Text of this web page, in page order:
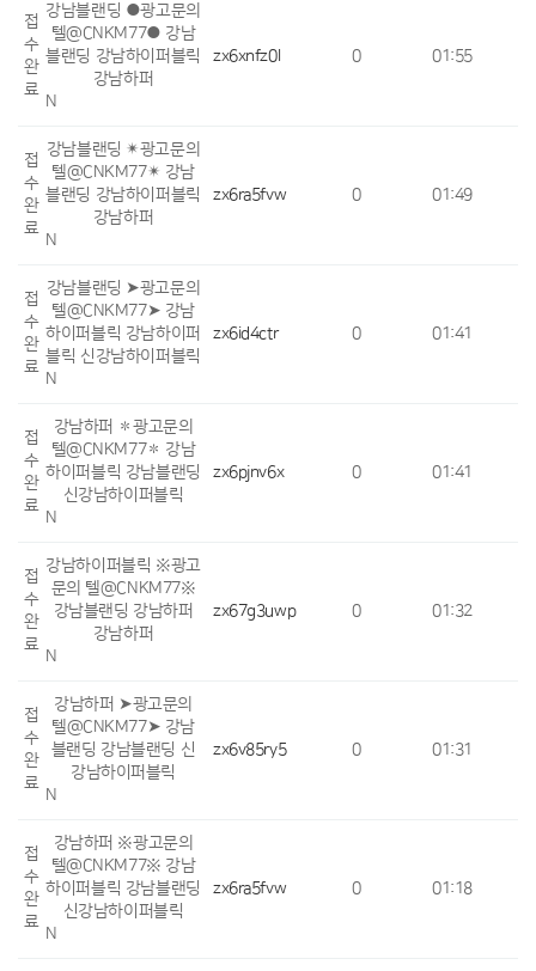
접
수
완
료
강남블랜딩 ●광고문의
텔@CNKM77● 강남
블랜딩 강남하이퍼블릭
강남하퍼
N
zx6xnfz0l 0 01:55
접
수
완
료
강남블랜딩 ✴광고문의
텔@CNKM77✴ 강남
블랜딩 강남하이퍼블릭
강남하퍼
N
zx6ra5fvw 0 01:49
접
수
완
료
강남블랜딩 ➤광고문의
텔@CNKM77➤ 강남
하이퍼블릭 강남하이퍼
블릭 신강남하이퍼블릭
N
zx6id4ctr 0 01:41
접
수
완
료
강남하퍼 ✽광고문의
텔@CNKM77✽ 강남
하이퍼블릭 강남블랜딩
신강남하이퍼블릭
N
zx6pjnv6x 0 01:41
접
수
완
료
강남하이퍼블릭 ※광고
문의 텔@CNKM77※
강남블랜딩 강남하퍼
강남하퍼
N
zx67g3uwp 0 01:32
접
수
완
료
강남하퍼 ➤광고문의
텔@CNKM77➤ 강남
블랜딩 강남블랜딩 신
강남하이퍼블릭
N
zx6v85ry5 0 01:31
접
수
완
료
강남하퍼 ※광고문의
텔@CNKM77※ 강남
하이퍼블릭 강남블랜딩
신강남하이퍼블릭
N
zx6ra5fvw 0 01:18